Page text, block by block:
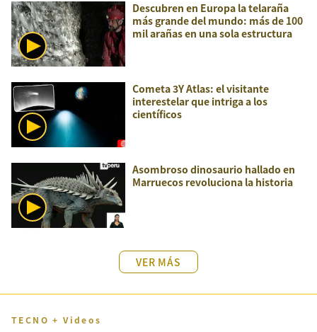
Descubren en Europa la telaraña
más grande del mundo: más de 100
mil arañas en una sola estructura
Cometa 3Y Atlas: el visitante
interestelar que intriga a los
científicos
Asombroso dinosaurio hallado en
Marruecos revoluciona la historia
VER MÁS
TECNO + Videos